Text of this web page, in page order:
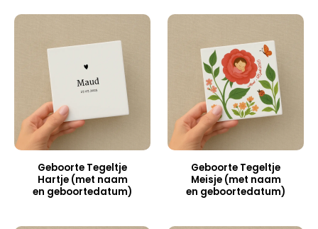
Geboorte Tegeltje
Hartje (met naam
en geboortedatum)
Geboorte Tegeltje
Meisje (met naam
en geboortedatum)